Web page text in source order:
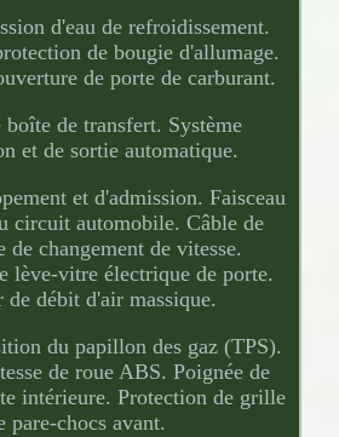
d'eau de refroidissement.
de bougie d'allumage.
de porte de carburant.
de transfert. Système
et de sortie automatique.
et d'admission. Faisceau
circuit automobile. Câble de
de changement de vitesse.
lève-vitre électrique de porte.
de débit d'air massique.
du papillon des gaz (TPS).
de roue ABS. Poignée de
intérieure. Protection de grille
pare-chocs avant.